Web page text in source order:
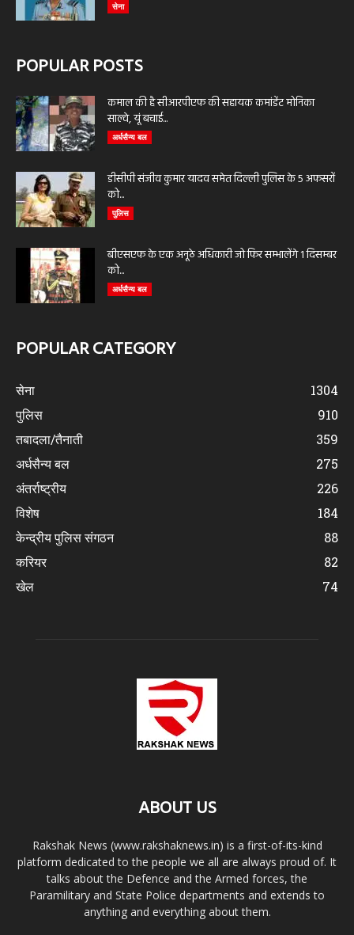
सेना
POPULAR POSTS
कमाल की है सीआरपीएफ की सहायक कमांडेंट मोनिका
साल्वे, यूं बचाई...
अर्धसैन्य बल
डीसीपी संजीव कुमार यादव समेत दिल्ली पुलिस के 5 अफसरों
को...
पुलिस
बीएसएफ के एक अनूठे अधिकारी जो फिर सम्भालेंगे 1 दिसम्बर
को...
अर्धसैन्य बल
POPULAR CATEGORY
सेना
1304
पुलिस
910
तबादला/तैनाती
359
अर्धसैन्य बल
275
अंतर्राष्ट्रीय
226
विशेष
184
केन्द्रीय पुलिस संगठन
88
करियर
82
खेल
74
ABOUT US
Rakshak News (www.rakshaknews.in) is a first-of-its-kind
platform dedicated to the people we all are always proud of. It
talks about the Defence and the Armed forces, the
Paramilitary and State Police departments and extends to
anything and everything about them.